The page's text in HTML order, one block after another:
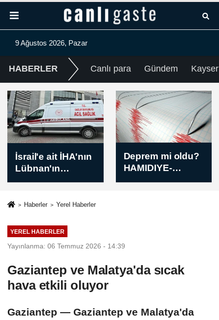
9 Ağustos 2026, Pazar
HABERLER Canlı para Gündem
Deprem mi oldu?
HAMIDIYE-
NURDAGI
4,6 büyüklüğünde
Rasathanesi
(09.08.2026)
İsrail'in Gazze'de
kısmi çekilme ve
çok uluslu güç
Haberler Yerel Haberler
YEREL HABERLER
Yayınlanma: 06 Temmuz 2026 - 14:39
Gaziantep ve Malatya'da sıcak
hava etkili oluyor
Gaziantep — Gaziantep ve Malatya'da